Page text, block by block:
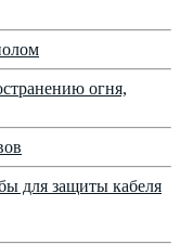
огня,
для защиты кабеля